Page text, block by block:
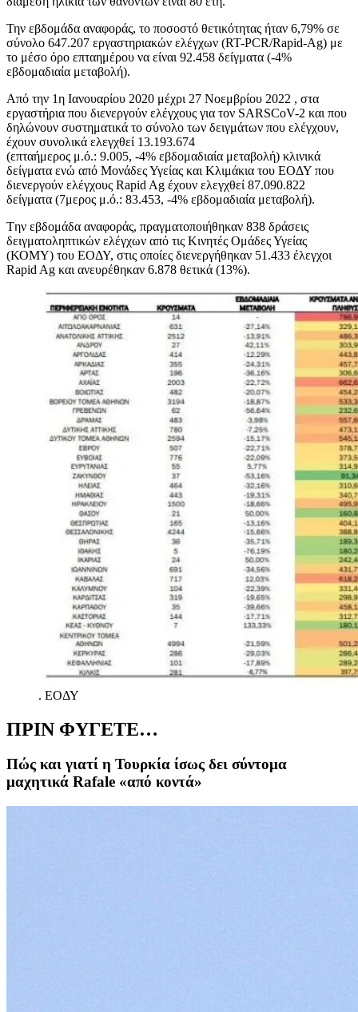
Την εβδομάδα αναφοράς, το ποσοστό θετικότητας ήταν 6,79% σε
σύνολο 647.207 εργαστηριακών ελέγχων (RT-PCR/Rapid-Ag) με
το μέσο όρο επταημέρου να είναι 92.458 δείγματα (-4%
εβδομαδιαία μεταβολή).
Από την 1η Ιανουαρίου 2020 μέχρι 27 Νοεμβρίου 2022 , στα
εργαστήρια που διενεργούν ελέγχους για τον SARSCoV-2 και που
δηλώνουν συστηματικά το σύνολο των δειγμάτων που ελέγχουν,
έχουν συνολικά ελεγχθεί 13.193.674
(επταήμερος μ.ό.: 9.005, -4% εβδομαδιαία μεταβολή) κλινικά
δείγματα ενώ από Μονάδες Υγείας και Κλιμάκια του ΕΟΔΥ που
διενεργούν ελέγχους Rapid Ag έχουν ελεγχθεί 87.090.822
δείγματα (7μερος μ.ό.: 83.453, -4% εβδομαδιαία μεταβολή).
Tην εβδομάδα αναφοράς, πραγματοποιήθηκαν 838 δράσεις
δειγματοληπτικών ελέγχων από τις Κινητές Ομάδες Υγείας
(ΚΟΜΥ) του ΕΟΔΥ, στις οποίες διενεργήθηκαν 51.433 έλεγχοι
Rapid Ag και ανευρέθηκαν 6.878 θετικά (13%).
. ΕΟΔΥ
ΠΡΙΝ ΦΥΓΕΤΕ…
Πώς και γιατί η Τουρκία ίσως δει σύντομα
μαχητικά Rafale «από κοντά»